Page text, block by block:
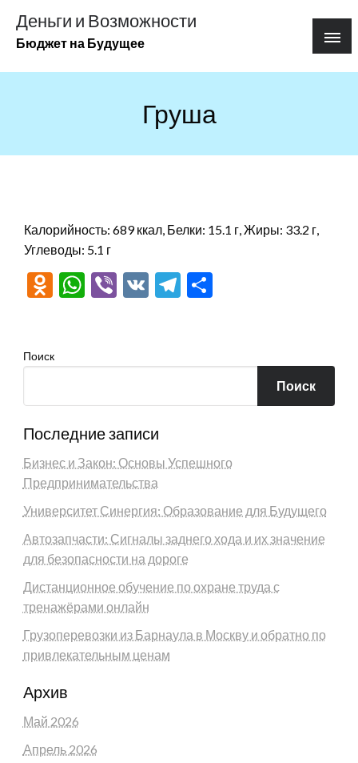
содержимому
Деньги и Возможности
Бюджет на Будущее
Груша
Калорийность: 689 ккал, Белки: 15.1 г, Жиры: 33.2 г,
Углеводы: 5.1 г
Odnoklassniki
WhatsApp
Viber
VK Telegram
Поиск
Поиск
Последние записи
Бизнес и Закон: Основы Успешного
Предпринимательства
Университет Синергия: Образование для Будущего
Автозапчасти: Сигналы заднего хода и их значение
для безопасности на дороге
Дистанционное обучение по охране труда с
тренажёрами онлайн
Грузоперевозки из Барнаула в Москву и обратно по
привлекательным ценам
Архив
Май 2026
Апрель 2026